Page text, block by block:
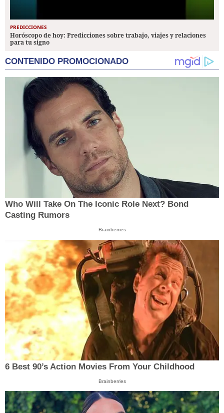
PREDICCIONES
Horóscopo de hoy: Predicciones sobre trabajo, viajes y relaciones
para tu signo
CONTENIDO PROMOCIONADO
Who Will Take On The Iconic Role Next? Bond
Casting Rumors
Brainberries
6 Best 90’s Action Movies From Your Childhood
Brainberries